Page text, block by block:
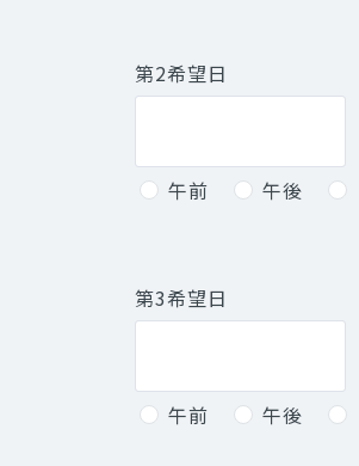
第2希望日
午前 午後
第3希望日
午前 午後